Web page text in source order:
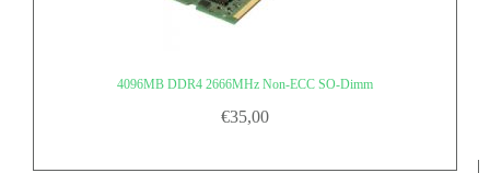
4096MB DDR4 2666MHz Non-ECC SO-Dimm
€35,00